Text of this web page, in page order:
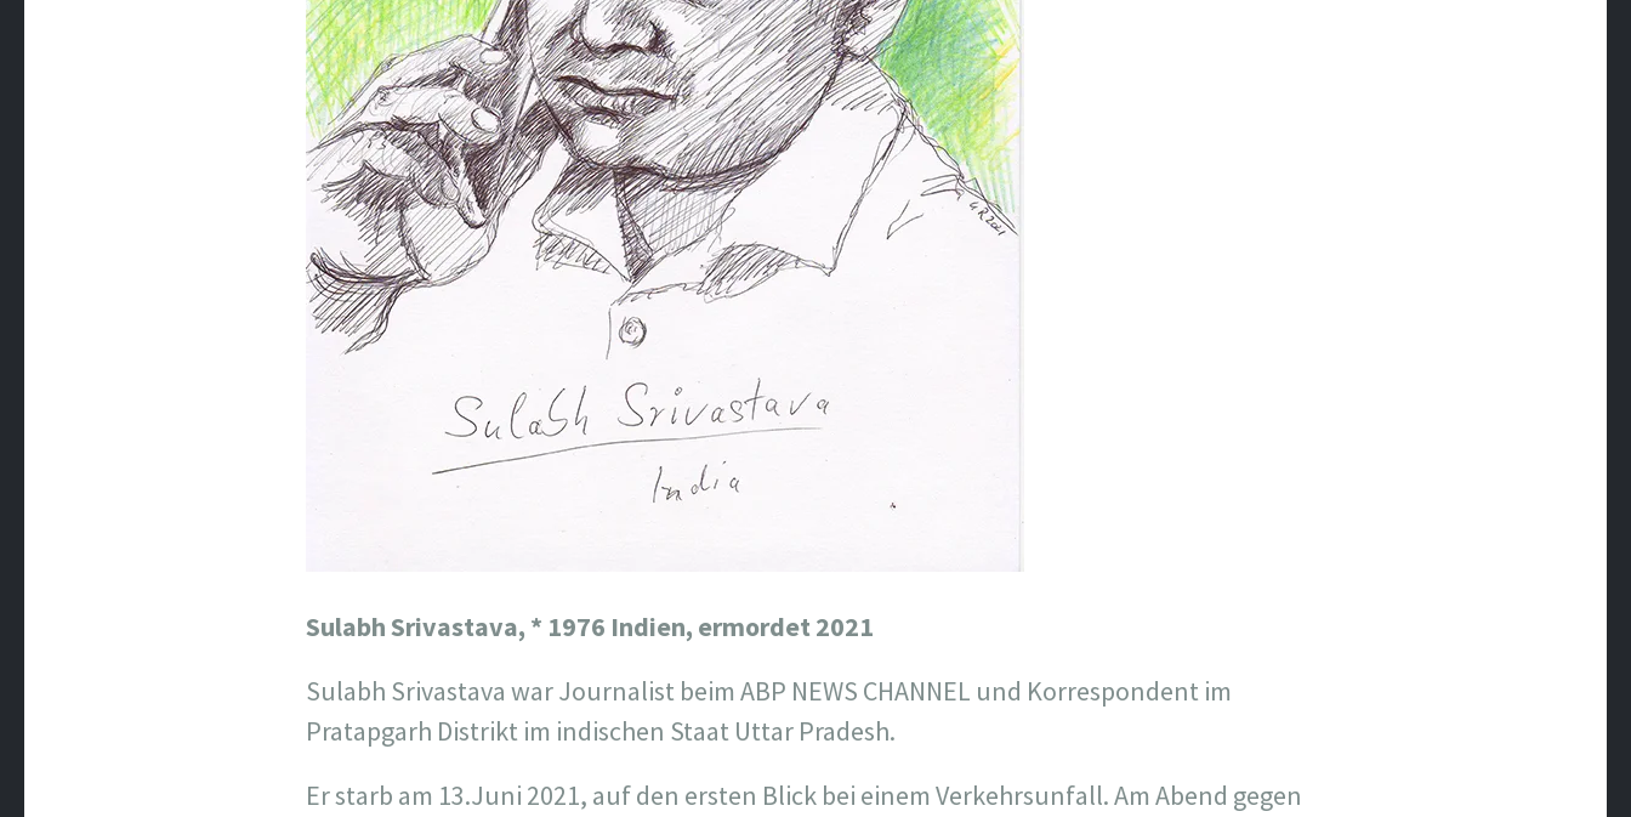
Sulabh Srivastava, * 1976 Indien, ermordet 2021
Sulabh Srivastava war Journalist beim ABP NEWS CHANNEL und Korrespondent im
Pratapgarh Distrikt im indischen Staat Uttar Pradesh.
Er starb am 13.Juni 2021, auf den ersten Blick bei einem Verkehrsunfall. Am Abend gegen